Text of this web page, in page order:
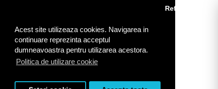
Acest site utilizeaza cookies. Navigarea in
continuare reprezinta acceptul
dumneavoastra pentru utilizarea acestora.
Politica de utilizare cookie
Refuza toate